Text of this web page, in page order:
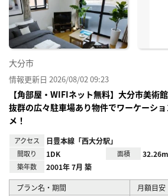
大分市
情報更新日 2026/08/02 09:23
【角部屋・WIFIネット無料】大分市美術
抜群の広々駐車場あり物件でワーケーシ
メ！
アクセス 日豊本線「西大分駅」
間取り 1DK 面積
築年数 2001年 7月 築
プラン名・期間 月額目安